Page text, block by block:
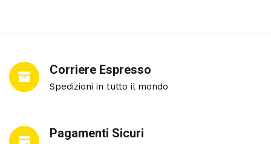
Corriere Espresso
Spedizioni in tutto il mondo
Pagamenti Sicuri